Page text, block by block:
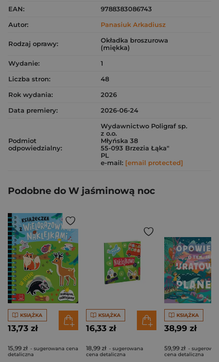
EAN:
9788383086743
Autor:
Panasiuk Arkadiusz
Rodzaj oprawy:
Okładka broszurowa
(miękka)
Wydanie:
1
Liczba stron:
48
Rok wydania:
2026
Data premiery:
2026-06-24
Podmiot
odpowiedzialny:
Wydawnictwo Poligraf sp.
z o.o.
Młyńska 38
55-093 Brzezia Łąka"
PL
e-mail: [email protected]
Podobne do W jaśminową noc
KSIĄŻKA
13,73 zł
15,99 zł - sugerowana cena
detaliczna
KSIĄŻKA
16,33 zł
18,99 zł - sugerowana
cena detaliczna
KSIĄŻKA
38,99 zł
59,99 zł -
cena detaliczna